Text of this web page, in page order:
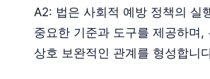
A2: 법은 사회적 예방 정책의 실
중요한 기준과 도구를 제공하며,
상호 보완적인 관계를 형성합니